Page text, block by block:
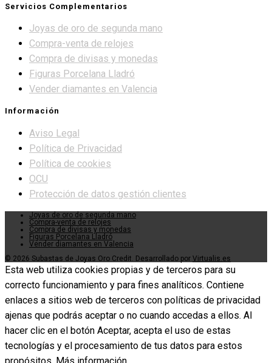
Servicios Complementarios
Joyas de oro de segunda mano
Compra-venta de relojes
Compra de divisas y monedas
Figuras Porcelana Lladró
Vender diamantes en Valencia
Información
Aviso Legal
Política de Privacidad
Política de cookies
OCU
Protección de datos gestión clientes
Joyas de oro de segunda mano
Compra-venta de relojes
Compra de divisas y monedas
Figuras Porcelana Lladró
Vender diamantes en Valencia
© 2026 Subastas de Joyas Oro Credit. Desarrollado por Virtualis.es
Esta web utiliza cookies propias y de terceros para su
correcto funcionamiento y para fines analíticos. Contiene
enlaces a sitios web de terceros con políticas de privacidad
ajenas que podrás aceptar o no cuando accedas a ellos. Al
hacer clic en el botón Aceptar, acepta el uso de estas
tecnologías y el procesamiento de tus datos para estos
propósitos. Más información